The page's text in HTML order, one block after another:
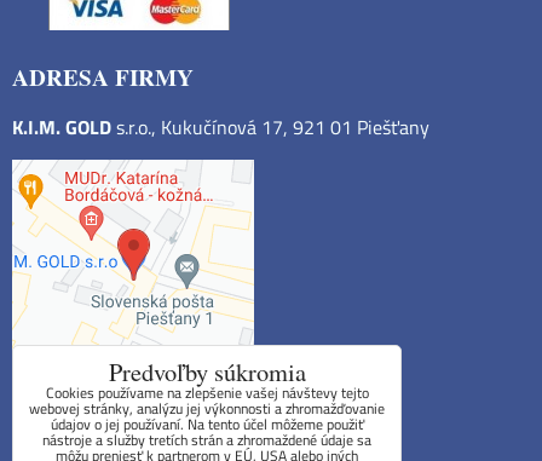
ADRESA FIRMY
K.I.M. GOLDs.r.o., Kukučínová 17, 921 01 Piešťany
Obchodné podmienky
Predvoľby súkromia
Cookies používame na zlepšenie vašej návštevy tejto
webovej stránky, analýzu jej výkonnosti a zhromažďovanie
údajov o jej používaní. Na tento účel môžeme použiť
nástroje a služby tretích strán a zhromaždené údaje sa
môžu preniesť k partnerom v EÚ, USA alebo iných